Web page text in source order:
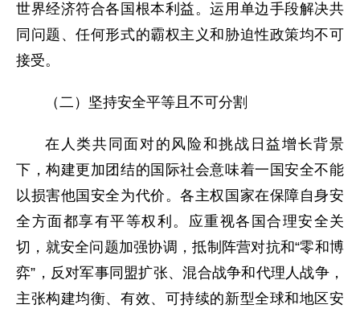
世界经济符合各国根本利益。运用单边手段解决共
同问题、任何形式的霸权主义和胁迫性政策均不可
接受。
（二）坚持安全平等且不可分割
在人类共同面对的风险和挑战日益增长背景
下，构建更加团结的国际社会意味着一国安全不能
以损害他国安全为代价。各主权国家在保障自身安
全方面都享有平等权利。应重视各国合理安全关
切，就安全问题加强协调，抵制阵营对抗和“零和博
弈”，反对军事同盟扩张、混合战争和代理人战争，
主张构建均衡、有效、可持续的新型全球和地区安